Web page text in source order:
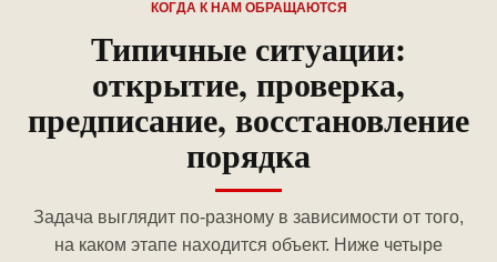
КОГДА К НАМ ОБРАЩАЮТСЯ
Типичные ситуации:
открытие, проверка,
предписание, восстановление
порядка
Задача выглядит по-разному в зависимости от того,
на каком этапе находится объект. Ниже четыре